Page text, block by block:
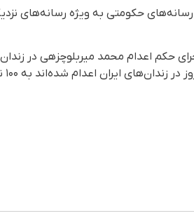
رسانه‌های حکومتی به ویژه رسانه‌های
حکم اعدام محمد میربلوچزهی در زندان